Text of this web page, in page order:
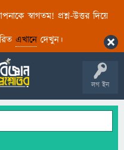
স্বাগতম! প্রশ্ন-উত্তর দিয়ে
এখানেদেখুন।
লগ ইন